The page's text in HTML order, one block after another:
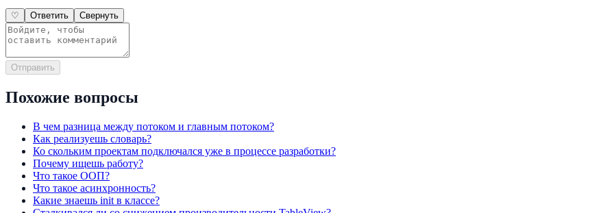
♡ Ответить Свернуть
Отправить
Похожие вопросы
В чем разница между потоком и главным потоком?
Как реализуешь словарь?
Ко скольким проектам подключался уже в процессе разработки?
Почему ищешь работу?
Что такое ООП?
Что такое асинхронность?
Какие знаешь init в классе?